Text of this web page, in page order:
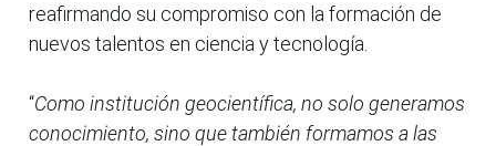
reafirmando su compromiso con la formación de
nuevos talentos en ciencia y tecnología.
“Como institución geocientífica, no solo generamos
conocimiento, sino que también formamos a las